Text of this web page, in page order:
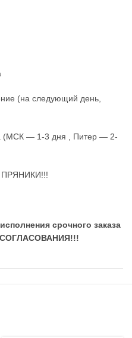
(на следующий день,
(МСК — 1-3 дня , Питер — 2-
ПРЯНИКИ!!!
срочного заказа